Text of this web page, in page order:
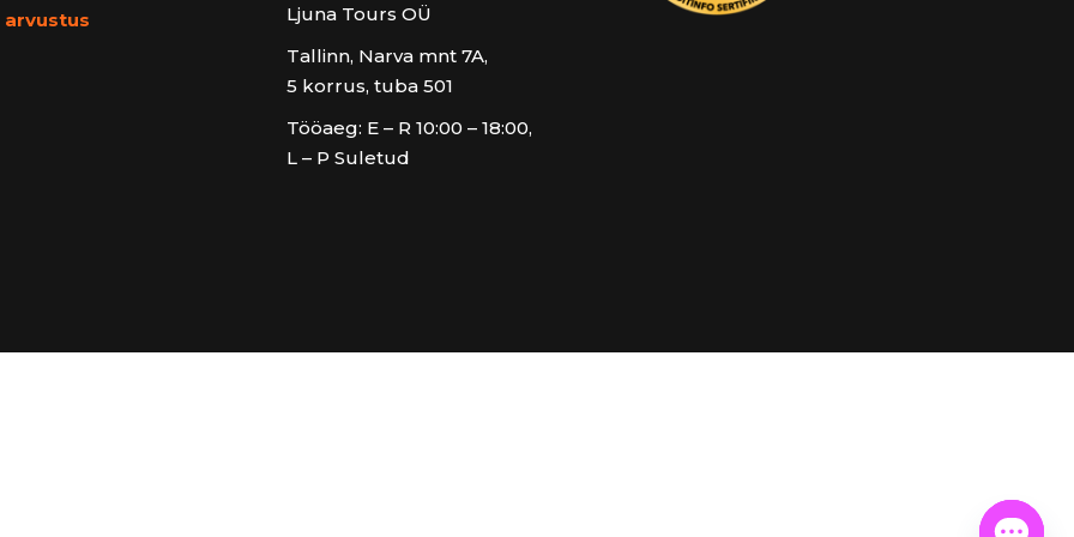
arvustus
Ljuna Tours OÜ
Tallinn, Narva mnt 7A,
5 korrus, tuba 501
Tööaeg: E – R 10:00 – 18:00,
L – P Suletud